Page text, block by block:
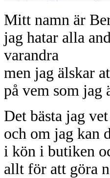
Mitt namn är
jag hatar alla
varandra
men jag älskar
på vem som jag
Det bästa jag
och om jag kan
i kön i butiken
allt för att göra